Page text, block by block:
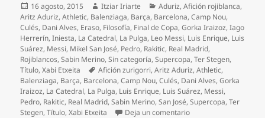
Publicado
el
16 agosto, 2015 Autor
Itziar Iriarte Categorías
Aduriz,Afición rojiblanca,
Aritz Aduriz,Athletic, Balenziaga, Barça, Barcelona,Camp Nou,
Culés, Dani Alves, Eraso, Filosofía, Final de Copa,Gorka Iraizoz,Iago
Herrerín,Iniesta, La Catedral, La Pulga, Leo Messi, Luis Enrique, Luis
Suárez, Messi, Mikel San José, Pedro, Rakitic, Real Madrid,
Rojiblancos,Sabin Merino,Sin categoría,Supercopa,Ter Stegen,
Título,Xabi Etxeita Etiquetas
Afición zurigorri,Aritz Aduriz,Athletic,
Balenziaga, Barça, Barcelona,Camp Nou,Culés, Dani Alves,Gorka
Iraizoz, La Catedral, La Pulga, Luis Enrique, Luis Suárez, Messi,
Pedro, Rakitic, Real Madrid,Sabin Merino,San José,Supercopa,Ter
Stegen,Título,Xabi Etxeita Deja un comentarioen El Athletic pulveriza